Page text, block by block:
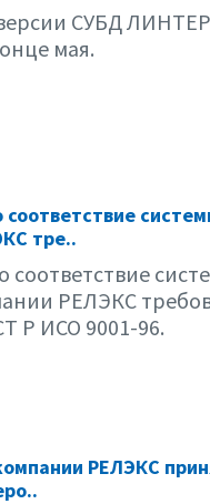
СУБД ЛИНТЕР
мая.
тре..
соответствие
РЕЛЭКС
Р ИСО 9001-96.
РЕЛЭКС